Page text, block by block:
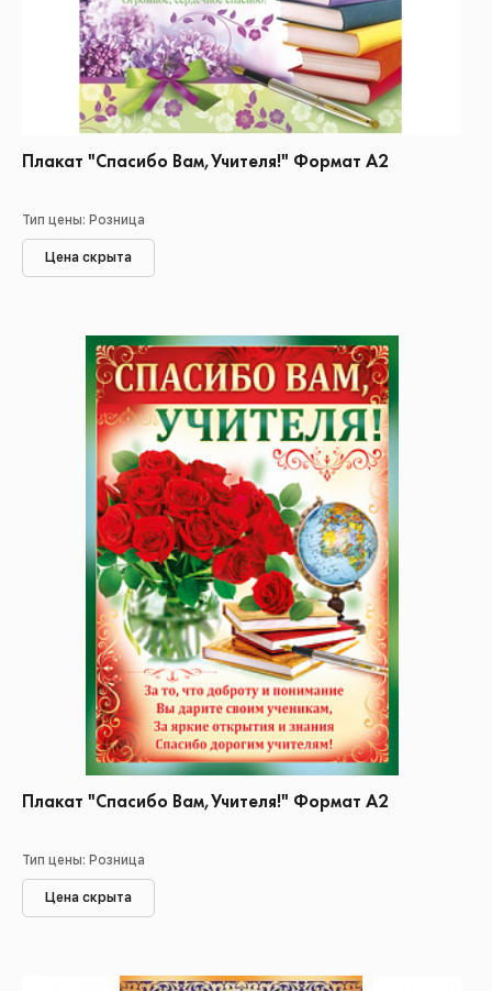
Плакат "Спасибо Вам,Учителя!" Формат А2
Тип цены: Розница
Цена скрыта
Плакат "Спасибо Вам,Учителя!" Формат А2
Тип цены: Розница
Цена скрыта